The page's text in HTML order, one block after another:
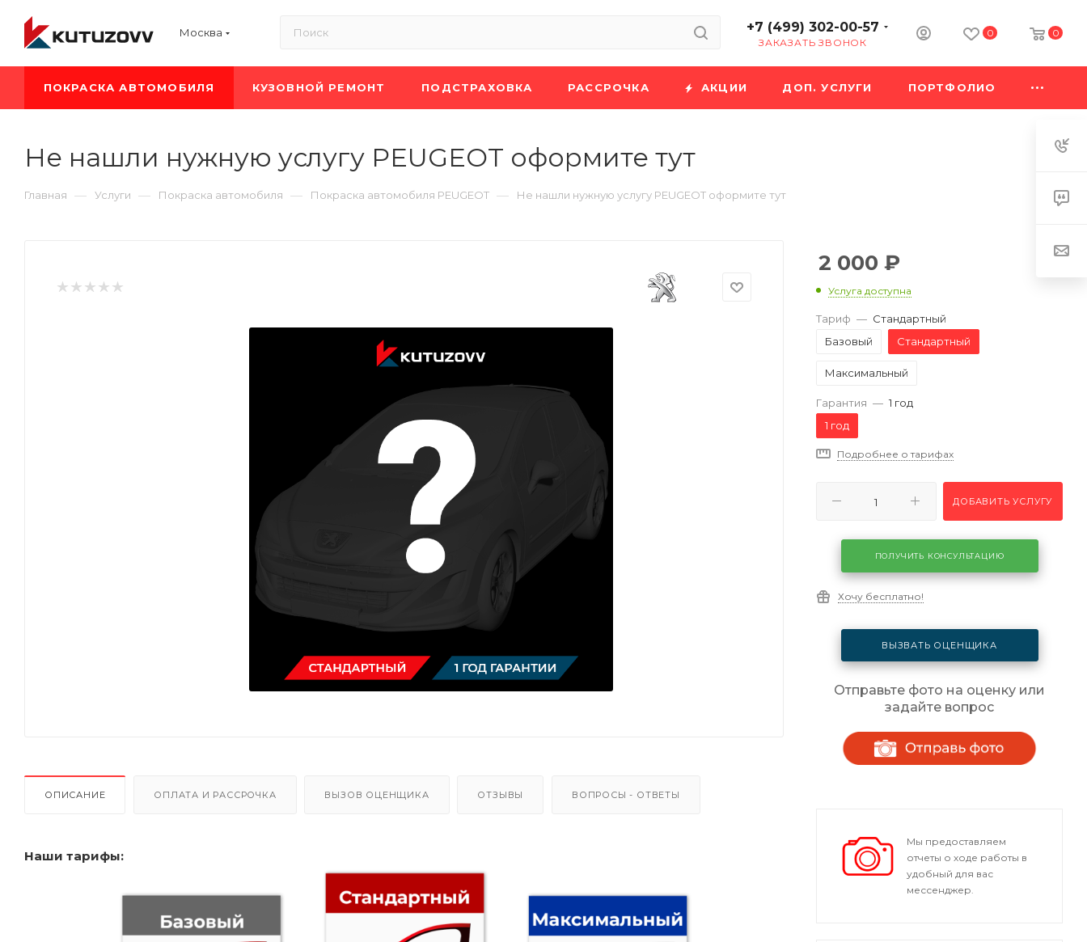
Москва +7 (499) 302-00-57
ЗАКАЗАТЬ ЗВОНОК
0 0
ПОКРАСКА АВТОМОБИЛЯ КУЗОВНОЙ РЕМОНТ ПОДСТРАХОВКА РАССРОЧКА АКЦИИ ДОП. УСЛУГИ ПОРТФОЛИО
Не нашли нужную услугу PEUGEOT оформите тут
Главная — Услуги — Покраска автомобиля — Покраска автомобиля PEUGEOT — Не нашли нужную услугу PEUGEOT оформите тут
ОПИСАНИЕ ОПЛАТА И РАССРОЧКА ВЫЗОВ ОЦЕНЩИКА ОТЗЫВЫ ВОПРОСЫ - ОТВЕТЫ
Наши тарифы:
2 000 ₽
Услуга доступна
Тариф — Стандартный
Базовый
Стандартный
Максимальный
Гарантия — 1 год
1 год
Подробнее о тарифах
ДОБАВИТЬ УСЛУГУ
ПОЛУЧИТЬ КОНСУЛЬТАЦИЮ
Хочу бесплатно!
ВЫЗВАТЬ ОЦЕНЩИКА
Отправьте фото на оценку или
задайте вопрос
Мы предоставляем
отчеты о ходе работы в
удобный для вас
мессенджер.